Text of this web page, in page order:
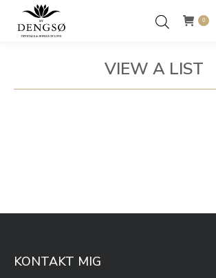
0
VIEW A LIST
You are here:
KONTAKT MIG